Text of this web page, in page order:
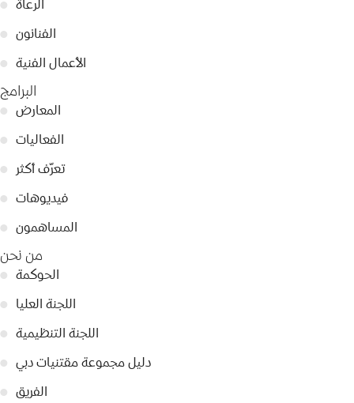
● الرعاة
● الفنانون
● الأعمال الفنية
البرامج
● المعارض
● الفعاليات
●
تعرّف أكثر
● فيديوهات
● المساهمون
من نحن
● الحوكمة
● اللجنة العليا
● اللجنة التنظيمية
● دليل مجموعة مقتنيات دبي
● الفريق